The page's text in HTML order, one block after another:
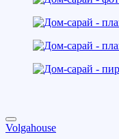
Volgahouse